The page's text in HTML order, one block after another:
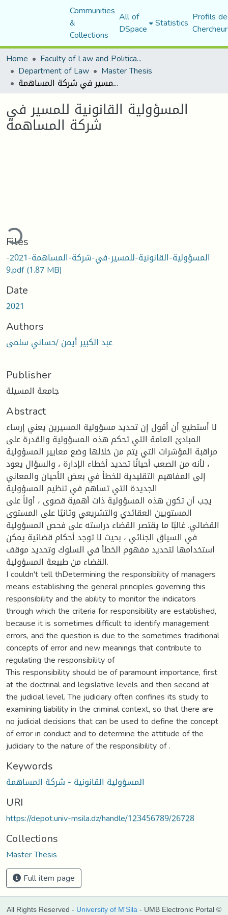
Communities
&
Collections
All of
DSpace Statistics Profils
Home
Faculty of Law and Political Science
Department of Law Master Thesis
المسؤولية القانونية للمسير في شركة المساهمة
المسؤولية القانونية للمسير في
شركة المساهمة
Files
المسؤولية-القانونية-للمسير-في-شركة-المساهمة-2021-
9.pdf(1.87 MB)
Date
2021
Authors
عبد الكبير أيمن /حساني سلمى
Publisher
جامعة المسيلة
Abstract
لا أستطيع أن أقول إن تحديد مسؤولية المسيرين يعني إرساء
المبادئ العامة التي تحكم هذه المسؤولية والقدرة على
مراقبة المؤشرات التي يتم من خلالها وضع معايير المسؤولية
، لأنه من الصعب أحيانًا تحديد أخطاء الإدارة ، والسؤال يعود
إلى المفاهيم التقليدية للخطأ في بعض الأحيان والمعاني
الجديدة التي تساهم في تنظيم المسؤولية
يجب أن تكون هذه المسؤولية ذات أهمية قصوى ، أولاً على
المستويين العقائدي والتشريعي وثانيًا على المستوى
القضائي. غالبًا ما يقتصر القضاء دراسته على فحص المسؤولية
في السياق الجنائي ، بحيث لا توجد أحكام قضائية يمكن
استخدامها لتحديد مفهوم الخطأ في السلوك وتحديد موقف
القضاء من طبيعة المسؤولية.
I couldn't tell thDetermining the responsibility of managers
means establishing the general principles governing this
responsibility and the ability to monitor the indicators
through which the criteria for responsibility are established,
because it is sometimes difficult to identify management
errors, and the question is due to the sometimes traditional
concepts of error and new meanings that contribute to
regulating the responsibility of
This responsibility should be of paramount importance, first
at the doctrinal and legislative levels and then second at
the judicial level. The judiciary often confines its study to
examining liability in the criminal context, so that there are
no judicial decisions that can be used to define the concept
of error in conduct and to determine the attitude of the
judiciary to the nature of the responsibility of .
Keywords
المسؤولية القانونية - شركة المساهمة
URI
https://depot.univ-msila.dz/handle/123456789/26728
Collections
Master Thesis
Full item page
All Rights Reserved - University of M'Sila - UMB Electronic Portal ©